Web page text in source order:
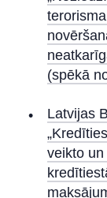
(spēkā
Latvijas
veikto